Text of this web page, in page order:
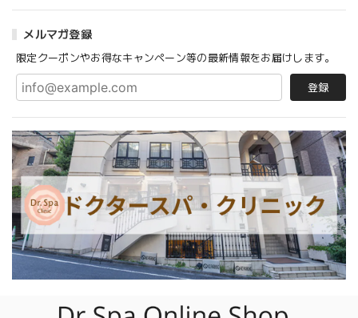
メルマガ登録
限定クーポンやお得なキャンペーン等の最新情報をお届けします。
登録